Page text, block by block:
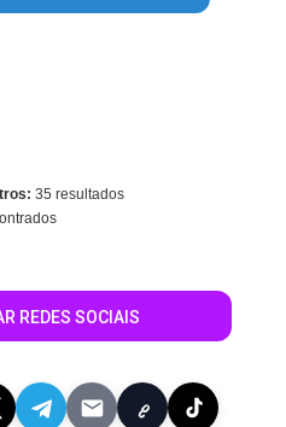
35 resultados
REDES SOCIAIS